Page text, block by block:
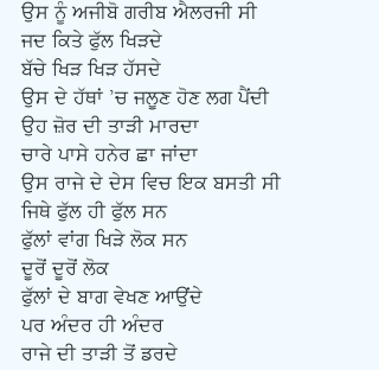
ਉਸ ਨੂੰ ਅਜੀਬੋ ਗਰੀਬ ਐਲਰਜੀ ਸੀ
ਜਦ ਕਿਤੇ ਫੁੱਲ ਖਿੜਦੇ
ਬੱਚੇ ਖਿੜ ਖਿੜ ਹੱਸਦੇ
ਉਸ ਦੇ ਹੱਥਾਂ ’ਚ ਜਲੂਣ ਹੋਣ ਲਗ ਪੈਂਦੀ
ਉਹ ਜ਼ੋਰ ਦੀ ਤਾੜੀ ਮਾਰਦਾ
ਚਾਰੇ ਪਾਸੇ ਹਨੇਰ ਛਾ ਜਾਂਦਾ
ਉਸ ਰਾਜੇ ਦੇ ਦੇਸ ਵਿਚ ਇਕ ਬਸਤੀ ਸੀ
ਜਿਥੇ ਫੁੱਲ ਹੀ ਫੁੱਲ ਸਨ
ਫੁੱਲਾਂ ਵਾਂਗ ਖਿੜੇ ਲੋਕ ਸਨ
ਦੂਰੋਂ ਦੂਰੋਂ ਲੋਕ
ਫੁੱਲਾਂ ਦੇ ਬਾਗ ਵੇਖਣ ਆਉਂਦੇ
ਪਰ ਅੰਦਰ ਹੀ ਅੰਦਰ
ਰਾਜੇ ਦੀ ਤਾੜੀ ਤੋਂ ਡਰਦੇ